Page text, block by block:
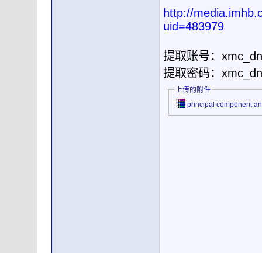
http://
uid=483979
提取账号：
提取密码：
上传的附件
principal component